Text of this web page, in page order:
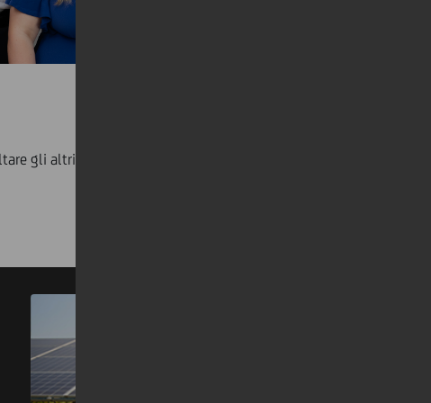
gli altri articoli della rubrica su One UniCredit, o